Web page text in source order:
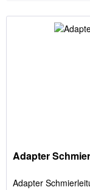
Adapter
Adapter